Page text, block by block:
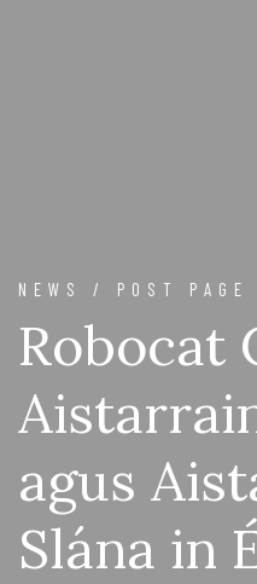
NEWS / POST PAGE
Robocat
agus
Slána in